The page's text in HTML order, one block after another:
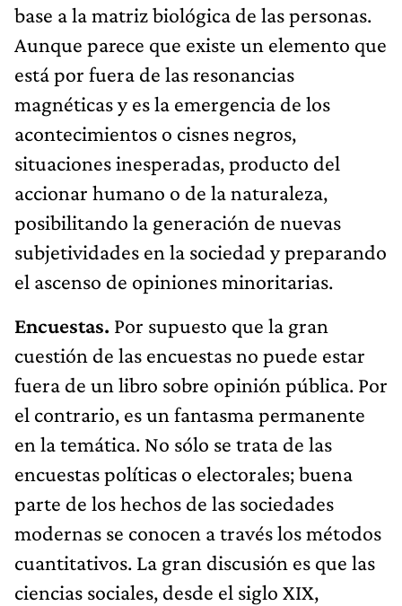
base a la matriz biológica de las personas.
Aunque parece que existe un elemento que
está por fuera de las resonancias
magnéticas y es la emergencia de los
acontecimientos o cisnes negros,
situaciones inesperadas, producto del
accionar humano o de la naturaleza,
posibilitando la generación de nuevas
subjetividades en la sociedad y preparando
el ascenso de opiniones minoritarias.
Encuestas. Por supuesto que la gran
cuestión de las encuestas no puede estar
fuera de un libro sobre opinión pública. Por
el contrario, es un fantasma permanente
en la temática. No sólo se trata de las
encuestas políticas o electorales; buena
parte de los hechos de las sociedades
modernas se conocen a través los métodos
cuantitativos. La gran discusión es que las
ciencias sociales, desde el siglo XIX,